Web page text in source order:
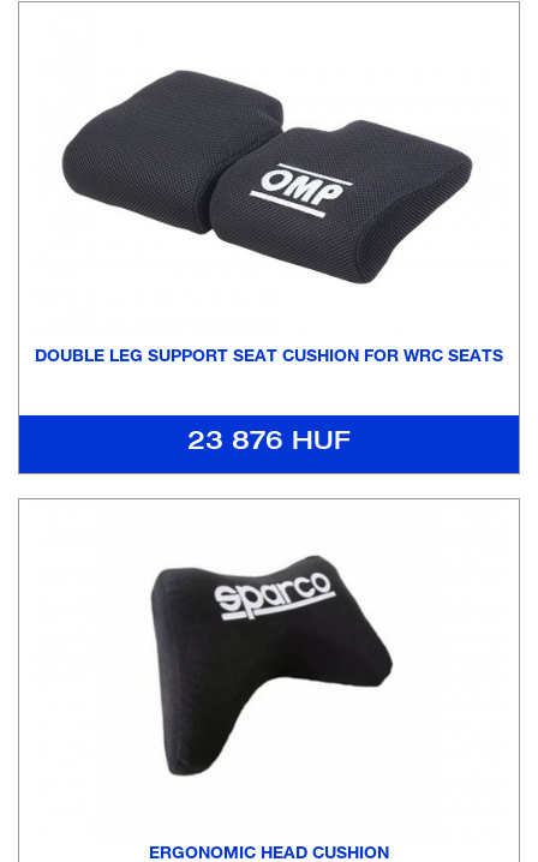
DOUBLE LEG SUPPORT SEAT CUSHION FOR WRC SEATS
23 876 HUF
ERGONOMIC HEAD CUSHION